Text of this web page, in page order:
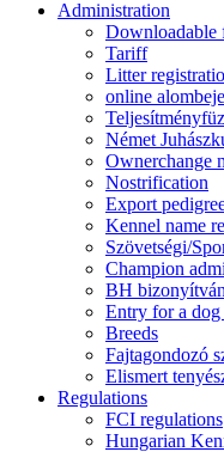
Administration
Downloadable
Tariff
Litter
online
Német
Ownerchange
Nostrification
Export
Kennel name
Szövetségi/
Champion
BH
Entry for a
Breeds
Fajtagondozó
Elismert
Regulations
FCI regulations
Hungarian